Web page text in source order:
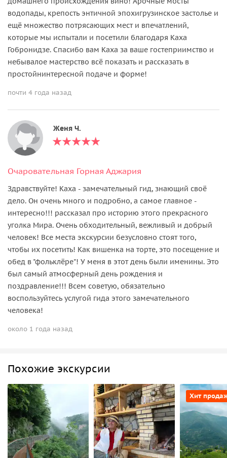
водопады, крепость энтичной эпохигрузинское застолье и
ещё множество потрясающих мест и впечатлений,
которые мы испытали и посетили благодаря Каха
Гобронидзе. Спасибо вам Каха за ваше гостеприимство и
небывалое мастерство всё показать и рассказать в
простойнинтересной подаче и форме!
почти 4 года назад
Женя Ч.
Очаровательная Горная Аджария
Здравствуйте! Каха - замечательный гид, знающий своё
дело. Он очень много и подробно, а самое главное -
интересно!!! рассказал про историю этого прекрасного
уголка Мира. Очень обходительный, вежливый и добрый
человек! Все места экскурсии безусловно стоят того,
чтобы их посетить! Как вишенка на торте, это посещение и
обед в "фольклёре"! У меня в этот день были именины. Это
был самый атмосферный день рождения и
поздравление!!! Всем советую, обязательно
воспользуйтесь услугой гида этого замечательного
человека!
около 1 года назад
Похожие экскурсии
Хит